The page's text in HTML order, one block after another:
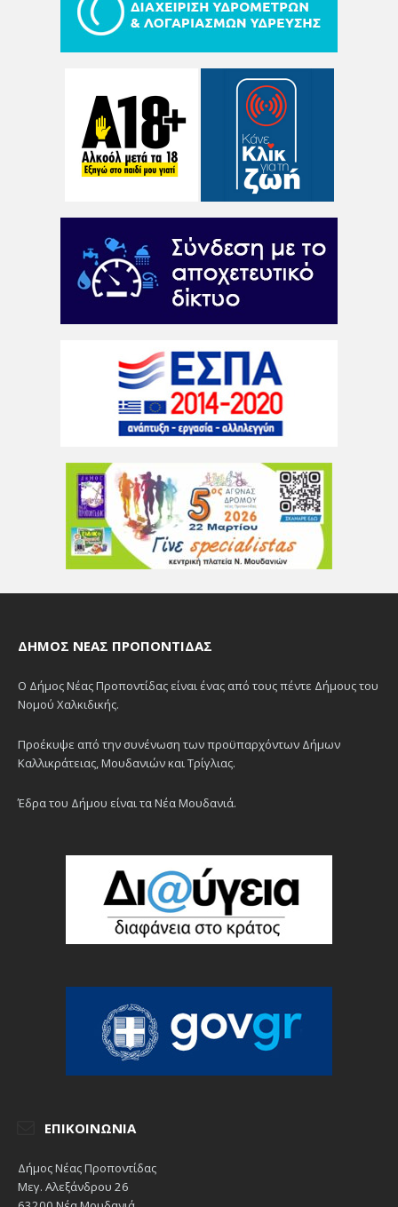
ΔΉΜΟΣ ΝΈΑΣ ΠΡΟΠΟΝΤΊΔΑΣ
Ο Δήμος Νέας Προποντίδας είναι ένας από τους πέντε Δήμους του
Νομού Χαλκιδικής.
Προέκυψε από την συνένωση των προϋπαρχόντων Δήμων
Καλλικράτειας, Μουδανιών και Τρίγλιας.
Έδρα του Δήμου είναι τα Νέα Μουδανιά.
ΕΠΙΚΟΙΝΩΝΊΑ
Δήμος Νέας Προποντίδας
Μεγ. Αλεξάνδρου 26